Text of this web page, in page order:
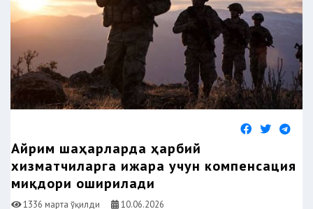
Айрим шаҳарларда ҳарбий
хизматчиларга ижара учун компенсация
миқдори оширилади
1336 марта ўқилди 10.06.2026